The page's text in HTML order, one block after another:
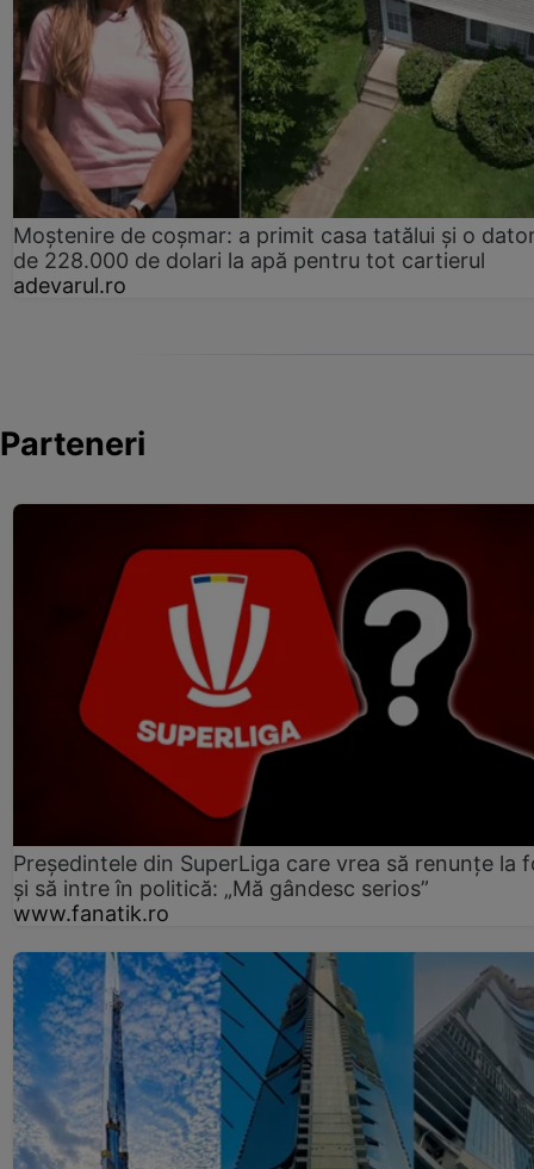
Moștenire de coșmar: a primit casa tatălui și o
de 228.000 de dolari la apă pentru tot cartierul
adevarul.ro
Parteneri
Președintele din SuperLiga care vrea să renunțe la
și să intre în politică: „Mă gândesc serios”
www.fanatik.ro